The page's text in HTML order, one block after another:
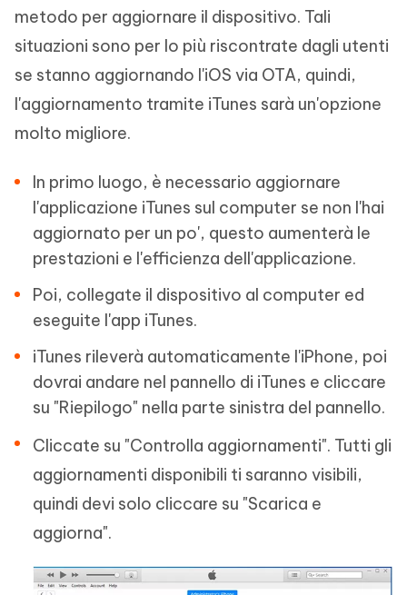
metodo per aggiornare il dispositivo. Tali
situazioni sono per lo più riscontrate dagli utenti
se stanno aggiornando l'iOS via OTA, quindi,
l'aggiornamento tramite iTunes sarà un'opzione
molto migliore.
In primo luogo, è necessario aggiornare
l'applicazione iTunes sul computer se non l'hai
aggiornato per un po', questo aumenterà le
prestazioni e l'efficienza dell'applicazione.
Poi, collegate il dispositivo al computer ed
eseguite l'app iTunes.
iTunes rileverà automaticamente l'iPhone, poi
dovrai andare nel pannello di iTunes e cliccare
su "Riepilogo" nella parte sinistra del pannello.
Cliccate su "Controlla aggiornamenti". Tutti gli
aggiornamenti disponibili ti saranno visibili,
quindi devi solo cliccare su "Scarica e
aggiorna".